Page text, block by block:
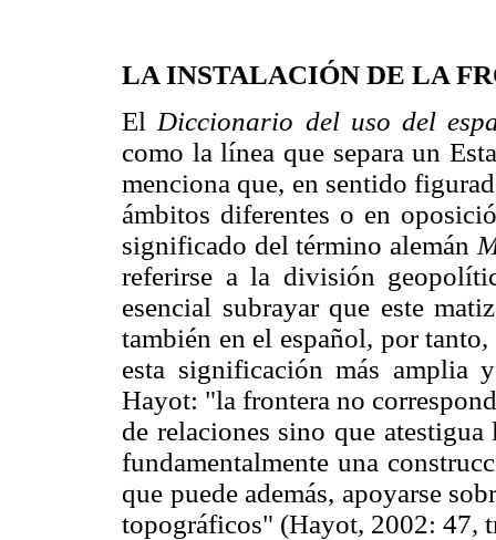
LA INSTALACIÓN DE LA
El Diccionario del uso del
como la línea que separa un
menciona que, en sentido
ámbitos diferentes o en
significado del término alemán
referirse a la división
esencial subrayar que este
también en el español, por
esta significación más amplia
Hayot: "la frontera no
de relaciones sino que
fundamentalmente una
que puede además, apoyarse
topográficos" (Hayot, 2002: 47,